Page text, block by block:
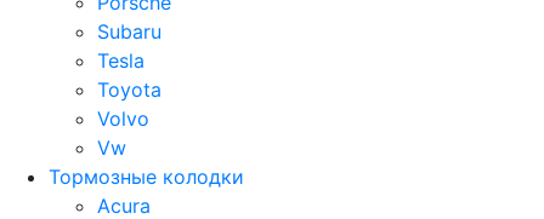
Subaru
Tesla
Toyota
Volvo
Vw
Тормозные колодки
Acura